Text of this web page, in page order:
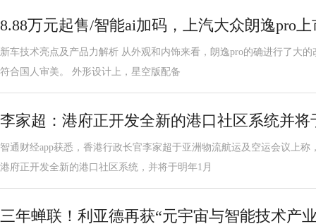
8.88万元起售/智能ai加码，上汽大众朗逸pro上
新车技术亮点及产品力解析 从外观和内饰来看，朗逸pro的确进行了大
符合国人审美。 外形设计上，星空版配备
李家超：港府正开发全新的港口社区系统并将
智通财经app获悉，香港行政长官李家超于亚洲物流航运及空运会议上
港府正开发全新的港口社区系统，并将于明年1月
三年蝉联！利亚德再获“元宇宙与智能技术产